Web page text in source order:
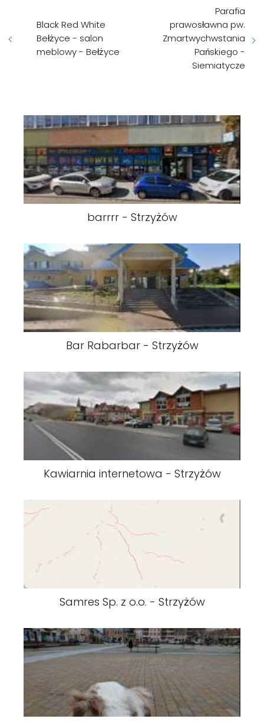
Black Red White
Bełżyce - salon
meblowy - Bełżyce
Parafia
prawosławna pw.
Zmartwychwstania
Pańskiego -
Siemiatycze
barrrr - Strzyżów
Bar Rabarbar - Strzyżów
Kawiarnia internetowa - Strzyżów
Samres Sp. z o.o. - Strzyżów